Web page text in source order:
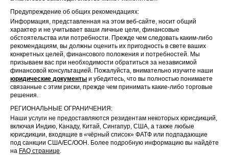
Предупреждение об общих рекомендациях:
Информация, представленная на этом веб-сайте, носит общий
характер и не учитывает ваши личные цели, финансовые
обстоятельства или потребности. Прежде чем следовать каким-либо
рекомендациям, вы должны оценить их пригодность в свете ваших
конкретных целей, финансового положения и потребностей. Мы
призываем вас при необходимости обратиться за независимой
финансовой консультацией. Пожалуйста, внимательно изучите наши
юридические документы и убедитесь, что вы полностью понимаете
связанные с этим риски, прежде чем принимать какие-либо торговые
решения.
РЕГИОНАЛЬНЫЕ ОГРАНИЧЕНИЯ:
Наши услуги не предоставляются резидентам некоторых юрисдикций,
включая Индию, Канаду, Китай, Сингапур, США, а также любые
юрисдикции, входящие в «чёрный список» ФАТФ или подпадающие
под санкции США/ЕС/ООН. Более подробную информацию вы найдёте
на FAQ странице.